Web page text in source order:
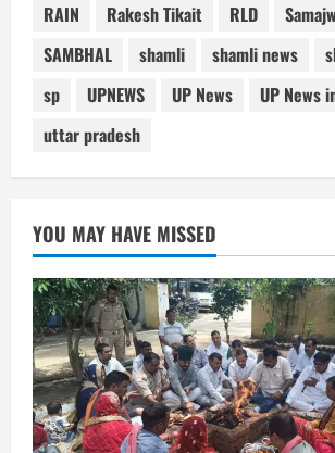
RAIN
Rakesh Tikait RLD
SAMBHAL
shamli shamli news
sp
UPNEWS UP News
UP News
uttar pradesh
YOU MAY HAVE MISSED